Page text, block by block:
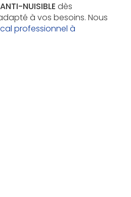
NUISIBLE dès
à vos besoins. Nous
professionnel à